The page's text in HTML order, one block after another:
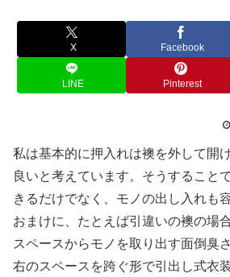
X Facebook
LINE Pinterest
私は基本的に押入れは襖を外して開
良いと考えています。そうすること
きるだけでなく、モノの出し入れも
おまけに、たとえば引違いの襖の場
スペースからモノを取り出す面倒臭
右のスペースを跨ぐ形で引出し式衣